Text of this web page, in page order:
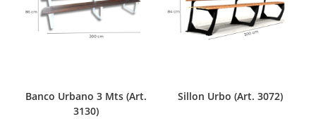
Banco Urbano 3 Mts (Art.
3130)
Sillon Urbo (Art. 3072)